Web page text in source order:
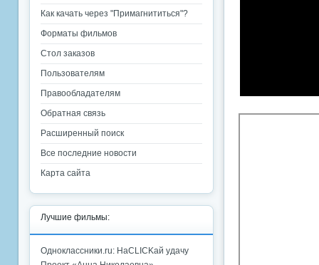
Как качать через "Примагнититься"?
Форматы фильмов
Стол заказов
Пользователям
Правообладателям
Обратная связь
Расширенный поиск
Все последние новости
Карта сайта
Лучшие фильмы:
Одноклассники.ru: НаCLICKай удачу